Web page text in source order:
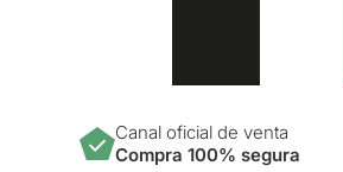
Canal oficial de venta
Compra 100% segura